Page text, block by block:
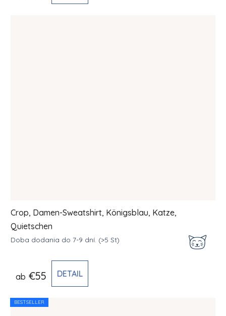
Crop, Damen-Sweatshirt, Königsblau, Katze,
Quietschen
Doba dodania do 7-9 dní. (>5 St)
ab €55 DETAIL
BESTSELLER